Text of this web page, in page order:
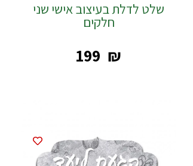
שלט לדלת בעיצוב אישי שני
חלקים
‎199 ₪